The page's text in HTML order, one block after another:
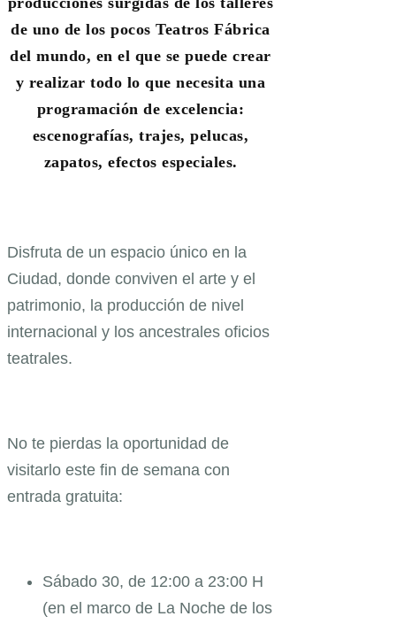
de uno de los pocos Teatros Fábrica
del mundo, en el que se puede crear
y realizar todo lo que necesita una
programación de excelencia:
escenografías, trajes, pelucas,
zapatos, efectos especiales.
Disfruta de un espacio único en la
Ciudad, donde conviven el arte y el
patrimonio, la producción de nivel
internacional y los ancestrales oficios
teatrales.
No te pierdas la oportunidad de
visitarlo este fin de semana con
entrada gratuita:
Sábado 30, de 12:00 a 23:00 H
(en el marco de La Noche de los